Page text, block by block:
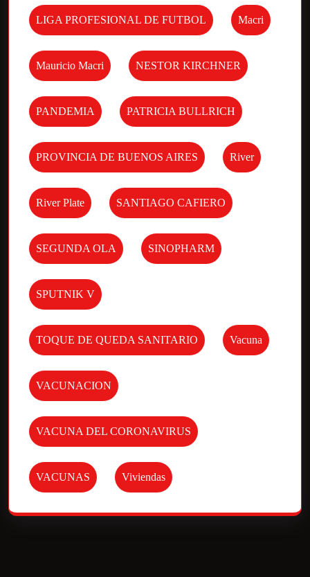
LIGA PROFESIONAL DE FUTBOL Macri
Mauricio Macri NESTOR KIRCHNER
PANDEMIA PATRICIA BULLRICH
PROVINCIA DE BUENOS AIRES River
River Plate SANTIAGO CAFIERO
SEGUNDA OLA SINOPHARM
SPUTNIK V
TOQUE DE QUEDA SANITARIO Vacuna
VACUNACION
VACUNA DEL CORONAVIRUS
VACUNAS Viviendas